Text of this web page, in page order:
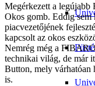
Megérkezett a
Okos gomb. Eddig sem
piacvezetőjének
kapcsolt az okos
Nemrég még a
technikai világ, de már
Button, mely várhatóan
is.